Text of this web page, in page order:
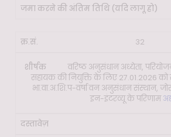
32
वरिष्ठ अनुसंधान अध्येता,
सहायक की नियुक्ति के लिए 27.01.2026
भा.वा.अ.शि.प-वर्षा वन अनुसंधान संस्थान,
इन-इंटरव्यू के परिणाम